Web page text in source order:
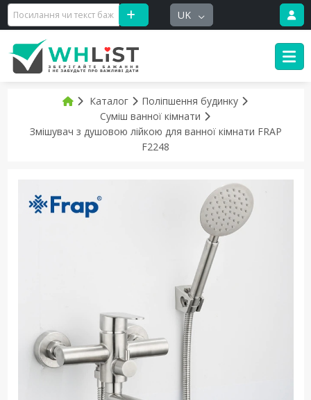
UK
Каталог
Поліпшення будинку
Суміш ванної кімнати
Змішувач з душовою лійкою для ванної кімнати FRAP
F2248